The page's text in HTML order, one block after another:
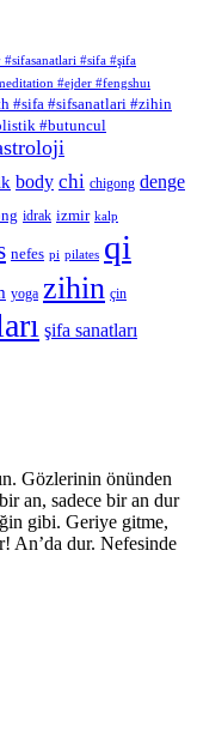
#sifa #şifa
#ejder #fengshuı
#sifa #sifsanatlari #zihin
#butuncul
body chi chigong denge
idrak izmir kalp
nefes pi pilates qi
yoga zihin çin
şifa sanatları
Gözlerinin önünden
an, sadece bir an dur
gibi. Geriye gitme,
An’da dur. Nefesinde